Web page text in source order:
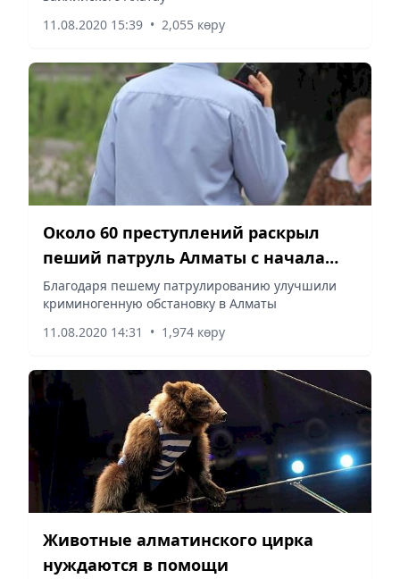
11.08.2020 15:39 • 2,055 көру
Около 60 преступлений раскрыл
пеший патруль Алматы с начала
года
Благодаря пешему патрулированию улучшили
криминогенную обстановку в Алматы
11.08.2020 14:31
• 1,974 көру
Животные алматинского цирка
нуждаются в помощи